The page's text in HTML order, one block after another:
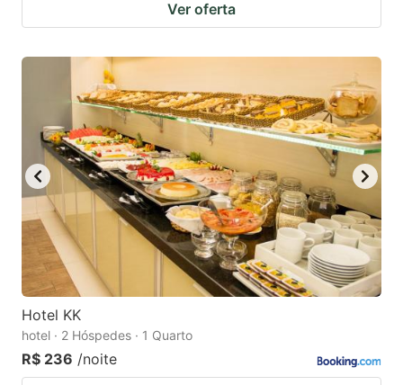
Ver oferta
Hotel KK
hotel · 2 Hóspedes · 1 Quarto
R$ 236 /noite